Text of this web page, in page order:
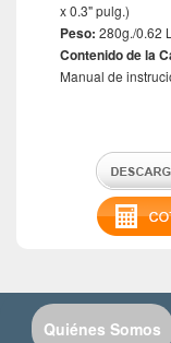
x 0.3" pulg.)
Peso: 280g./0.62
Contenido de la
Manual de
Quiénes Somos